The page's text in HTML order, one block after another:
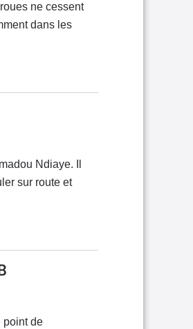
ne cessent
dans les
Ndiaye. Il
sur route et
point de